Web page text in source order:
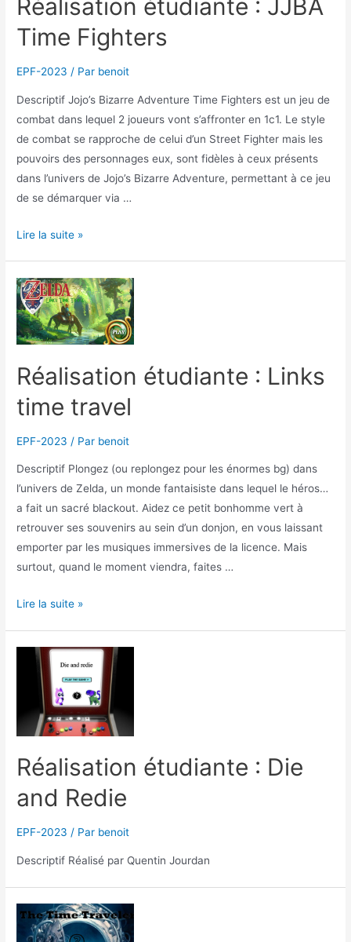
Réalisation étudiante : JJBA
Time Fighters
EPF-2023 / Par benoit
Descriptif Jojo’s Bizarre Adventure Time Fighters est un jeu de
combat dans lequel 2 joueurs vont s’affronter en 1c1. Le style
de combat se rapproche de celui d’un Street Fighter mais les
pouvoirs des personnages eux, sont fidèles à ceux présents
dans l’univers de Jojo’s Bizarre Adventure, permettant à ce jeu
de se démarquer via …
Réalisation
JJBA
Time
Fighters
Lire la suite »
Réalisation étudiante : Links
time travel
EPF-2023 / Par benoit
Descriptif Plongez (ou replongez pour les énormes bg) dans
l’univers de Zelda, un monde fantaisiste dans lequel le héros…
a fait un sacré blackout. Aidez ce petit bonhomme vert à
retrouver ses souvenirs au sein d’un donjon, en vous laissant
emporter par les musiques immersives de la licence. Mais
surtout, quand le moment viendra, faites …
Réalisation
Links
travel
Lire la suite »
Réalisation étudiante : Die
and Redie
EPF-2023 / Par benoit
Descriptif Réalisé par Quentin Jourdan